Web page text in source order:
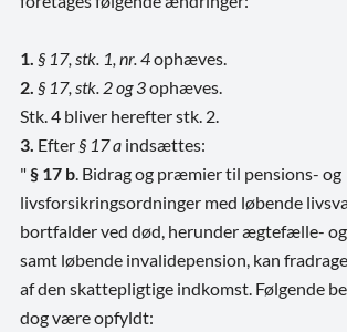
1. § 17, stk. 1, nr. 4ophæves.
2. § 17, stk. 2 og 3ophæves.
Stk. 4 bliver herefter stk. 2.
3. Efter § 17 a indsættes:
"§ 17 b . Bidrag og præmier til pensions- og
livsforsikringsordninger med løbende
bortfalder ved død, herunder ægtefælle-
samt løbende invalidepension, kan
af den skattepligtige indkomst. Følgende
dog være opfyldt: